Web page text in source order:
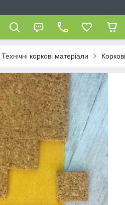
Технічні коркові матеріали